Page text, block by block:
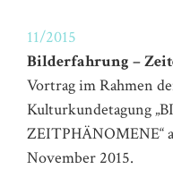
11/2015
Bilderfahrung –
Vortrag im Rahmen
Kulturkundetagung
ZEITPHÄNOMENE“
November 2015.